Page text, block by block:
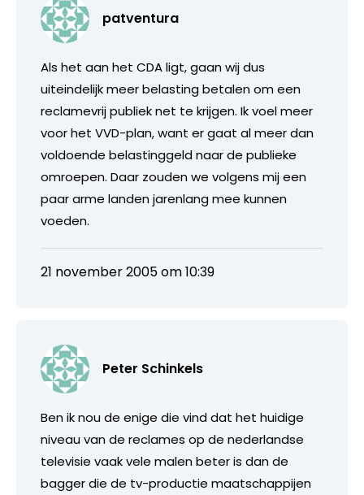
patventura
Als het aan het CDA ligt, gaan wij dus
uiteindelijk meer belasting betalen om een
reclamevrij publiek net te krijgen. Ik voel meer
voor het VVD-plan, want er gaat al meer dan
voldoende belastinggeld naar de publieke
omroepen. Daar zouden we volgens mij een
paar arme landen jarenlang mee kunnen
voeden.
21 november 2005 om 10:39
Peter Schinkels
Ben ik nou de enige die vind dat het huidige
niveau van de reclames op de nederlandse
televisie vaak vele malen beter is dan de
bagger die de tv-productie maatschappijen